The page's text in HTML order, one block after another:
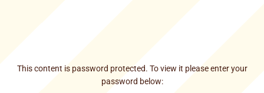
This content is password protected. To view it please enter your
password below: